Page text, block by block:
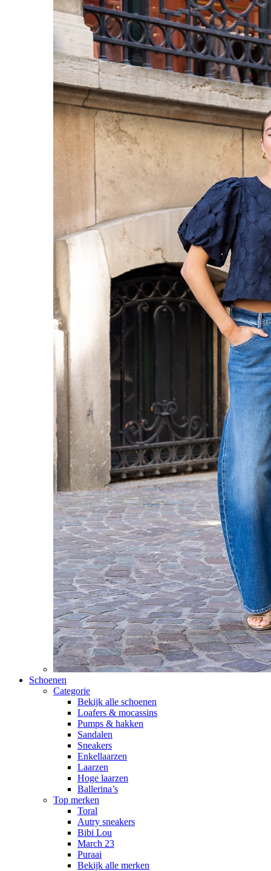
Schoenen
Categorie
Bekijk alle schoenen
Loafers & mocassins
Pumps & hakken
Sandalen
Sneakers
Enkellaarzen
Laarzen
Hoge laarzen
Ballerina’s
Top merken
Toral
Autry sneakers
Bibi Lou
March 23
Puraai
Bekijk alle merken